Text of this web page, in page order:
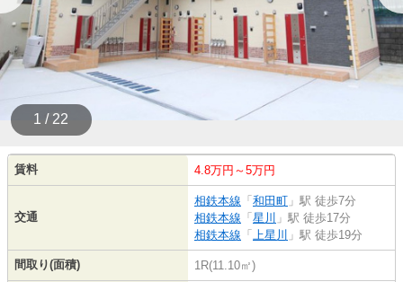
1 / 22
賃料 4.8万円～5万円
交通
相鉄本線 「 和田町 」駅 徒歩7分
相鉄本線 「 星川 」駅 徒歩17分
相鉄本線 「 上星川 」駅 徒歩19分
間取り(面積) 1R(11.10㎡)